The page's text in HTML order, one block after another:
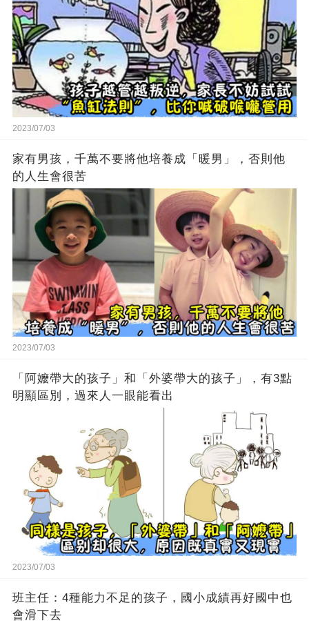
2023/07/03
家有男孩，千萬不要將他培養成「暖男」，否則他
的人生會很苦
2023/07/03
「阿嬤帶大的孩子」和「外婆帶大的孩子」，有3點
明顯區別，過來人一眼能看出
2023/07/03
班主任：4種能力不足的孩子，國小成績再好國中也
會滑下去